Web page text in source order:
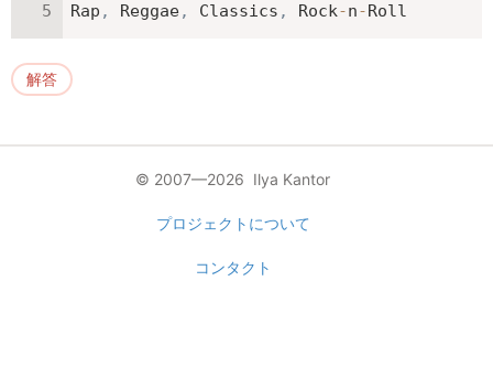
Rap , Reggae, Classics , Rock-n-Roll
解答
© 2007—2026 Ilya Kantor
プロジェクトについて
コンタクト